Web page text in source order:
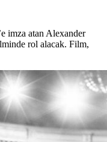
imza atan Alexander
rol alacak. Film,